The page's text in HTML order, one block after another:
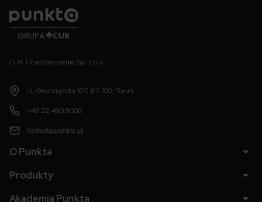
CUK Ubezpieczenia Sp. z o.o.
ul. Grudziądzka 107, 87-100, Toruń
+48 22 490 9000
kontakt@punkta.pl
O Punkta
Produkty
Akademia Punkta